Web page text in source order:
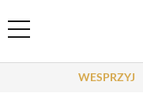
Header Menu
WESPRZYJ